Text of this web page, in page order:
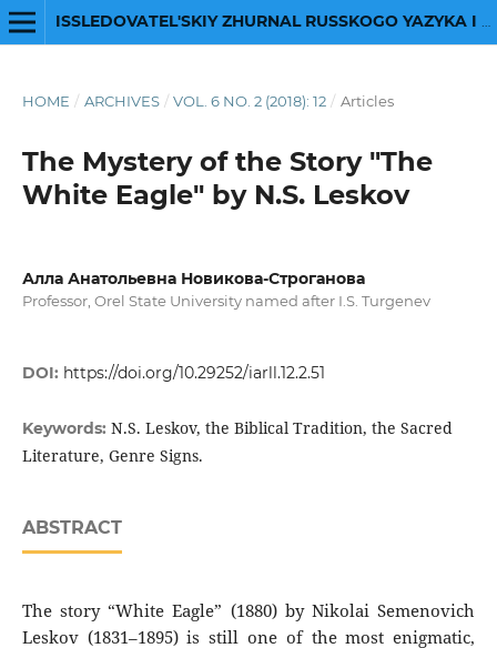
HOME / ARCHIVES / VOL. 6 NO. 2 (2018): 12 / Articles
The Mystery of the Story "The
White Eagle" by N.S. Leskov
Алла Анатольевна Новикова-Строганова
Professor, Orel State University named after I.S. Turgenev
DOI: https://doi.org/10.29252/iarll.12.2.51
Keywords: N.S. Leskov, the Biblical Tradition, the Sacred
Literature, Genre Signs.
ABSTRACT
The story “White Eagle” (1880) by Nikolai Semenovich
Leskov (1831–1895) is still one of the most enigmatic,